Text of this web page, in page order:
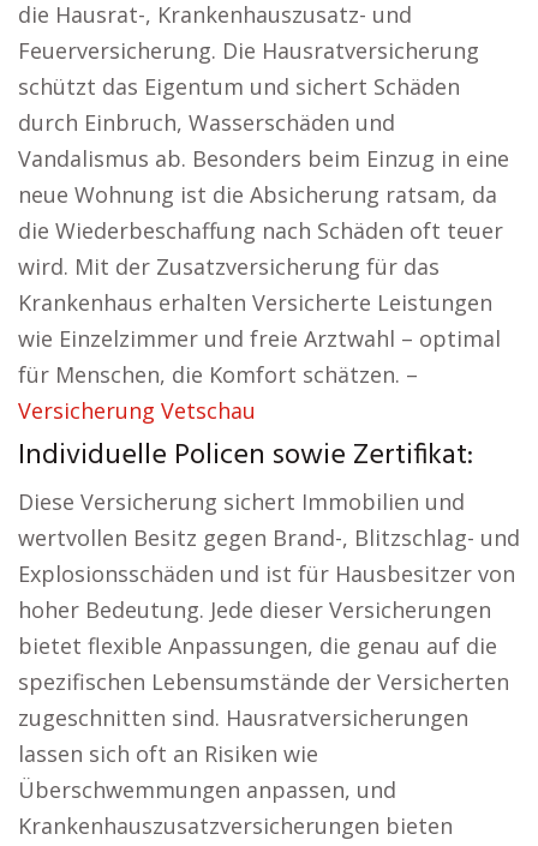
die Hausrat-, Krankenhauszusatz- und
Feuerversicherung. Die Hausratversicherung
schützt das Eigentum und sichert Schäden
durch Einbruch, Wasserschäden und
Vandalismus ab. Besonders beim Einzug in eine
neue Wohnung ist die Absicherung ratsam, da
die Wiederbeschaffung nach Schäden oft teuer
wird. Mit der Zusatzversicherung für das
Krankenhaus erhalten Versicherte Leistungen
wie Einzelzimmer und freie Arztwahl – optimal
für Menschen, die Komfort schätzen. –
Versicherung Vetschau
Individuelle Policen sowie Zertifikat:
Diese Versicherung sichert Immobilien und
wertvollen Besitz gegen Brand-, Blitzschlag- und
Explosionsschäden und ist für Hausbesitzer von
hoher Bedeutung. Jede dieser Versicherungen
bietet flexible Anpassungen, die genau auf die
spezifischen Lebensumstände der Versicherten
zugeschnitten sind. Hausratversicherungen
lassen sich oft an Risiken wie
Überschwemmungen anpassen, und
Krankenhauszusatzversicherungen bieten